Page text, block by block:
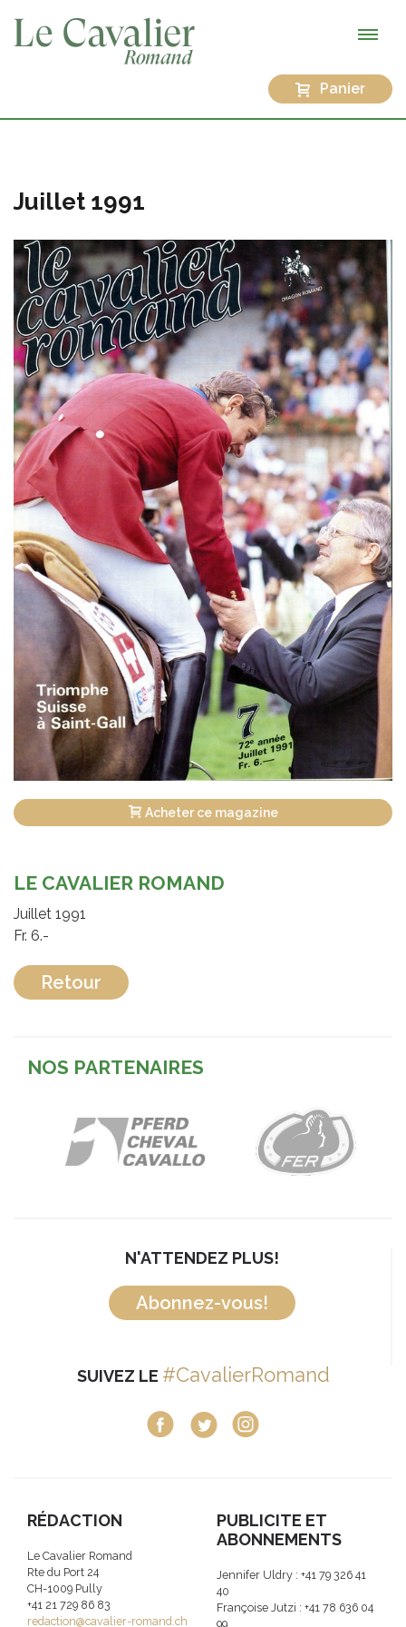
Panier
Juillet 1991
Acheter ce magazine
LE CAVALIER ROMAND
Juillet 1991
Fr. 6.-
Retour
NOS PARTENAIRES
N'ATTENDEZ PLUS!
Abonnez-vous!
SUIVEZ LE #CavalierRomand
RÉDACTION
Le Cavalier Romand
Rte du Port 24
CH-1009 Pully
+41 21 729 86 83
redaction@cavalier-romand.ch
PUBLICITE ET
ABONNEMENTS
Jennifer Uldry : +41 79 326 41
40
Françoise Jutzi : +41 78 636 04
99